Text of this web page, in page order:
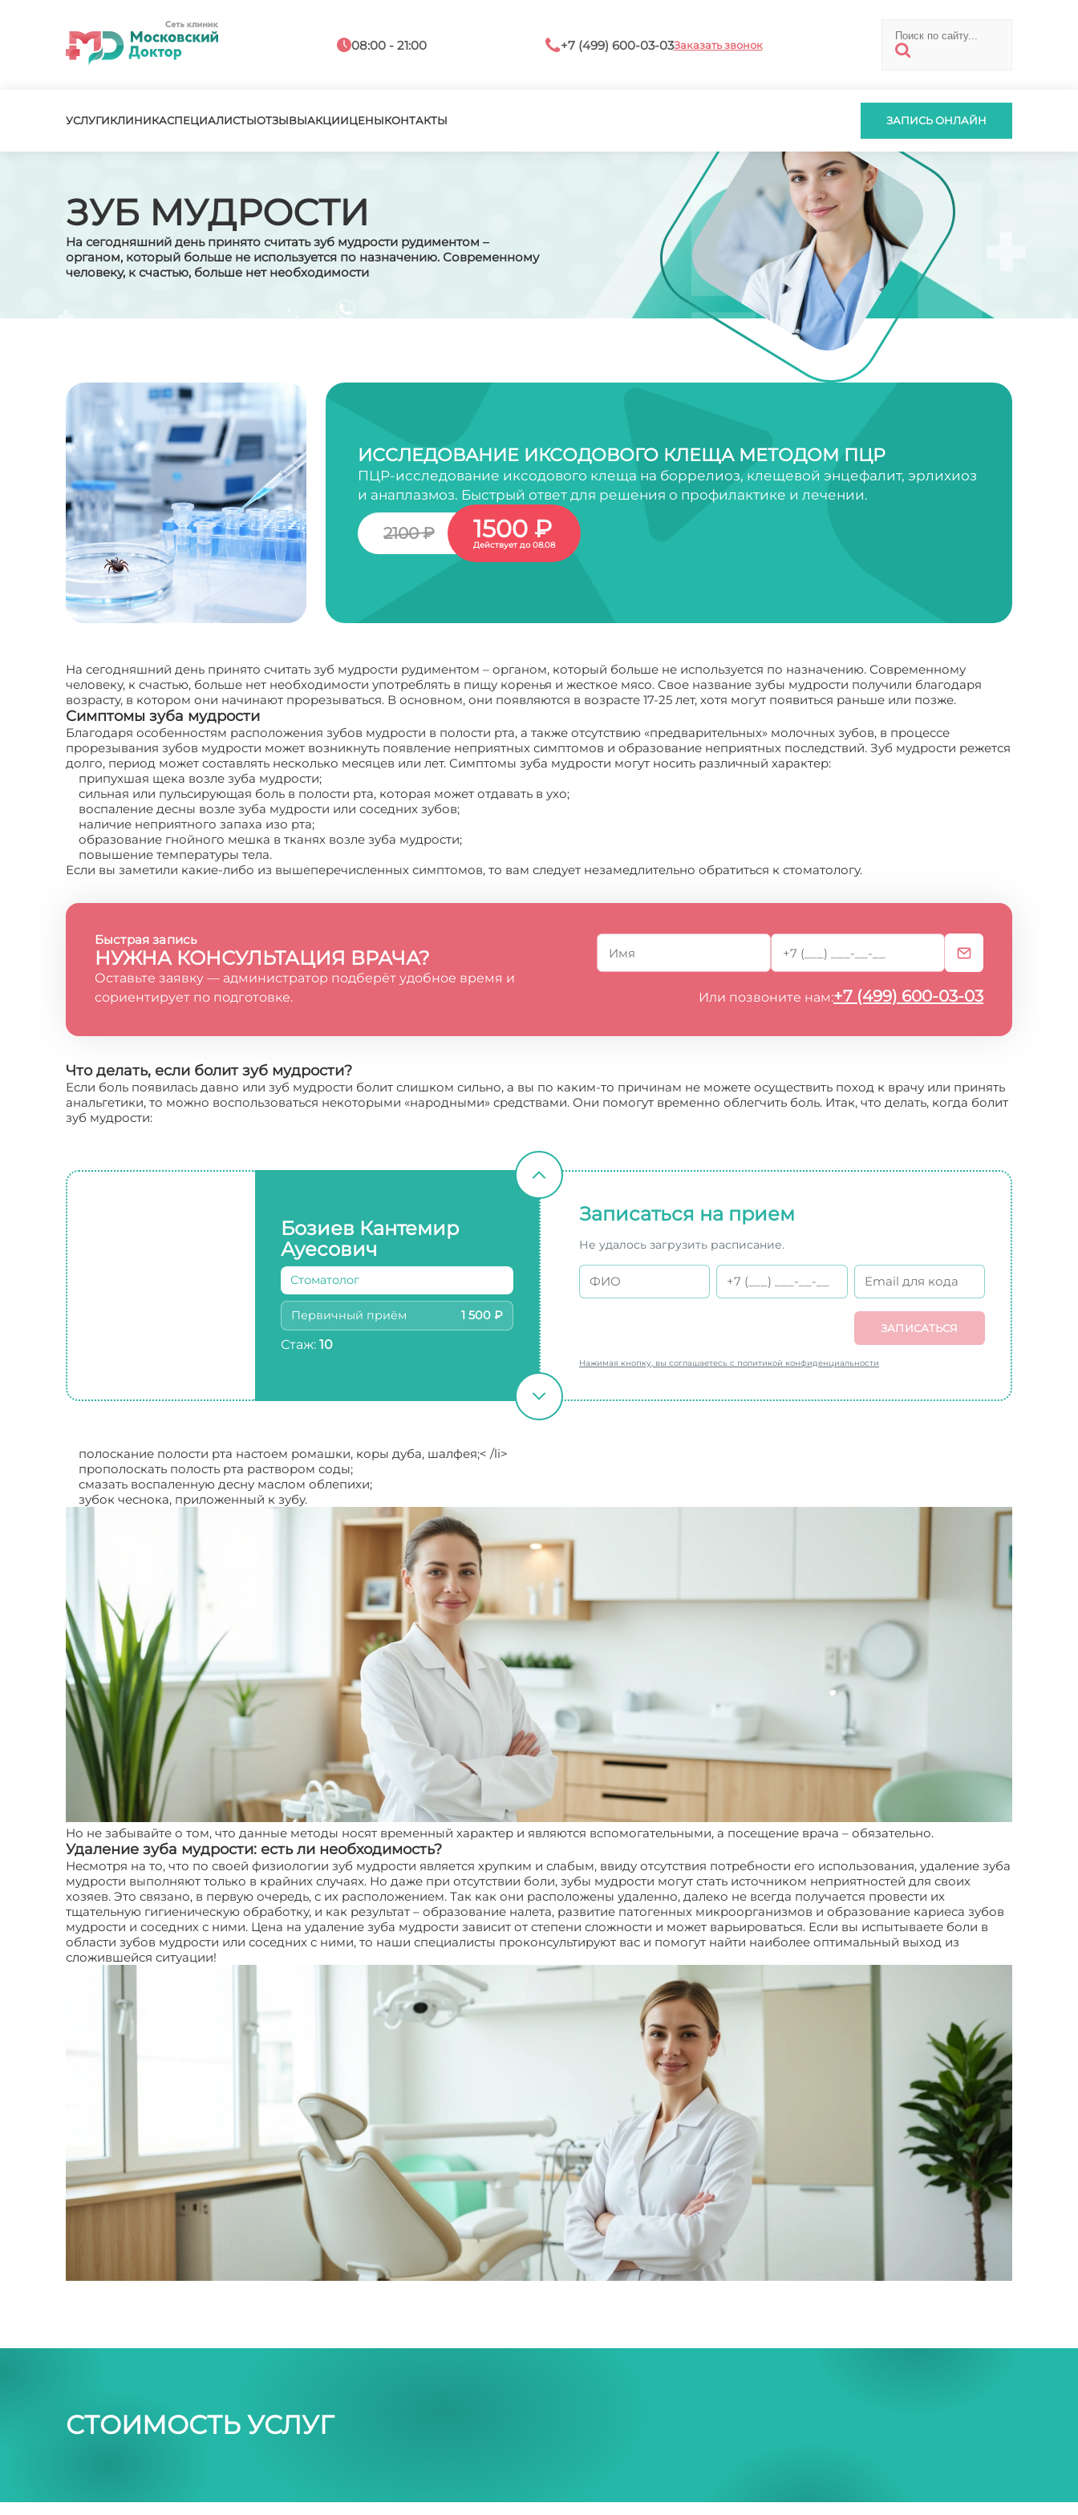
08:00 - 21:00 +7 (499) 600-03-03Заказать звонок
УСЛУГИКЛИНИКАСПЕЦИАЛИСТЫОТЗЫВЫАКЦИИЦЕНЫКОНТАКТЫ ЗАПИСЬ ОНЛАЙН
ЗУБ МУДРОСТИ
На сегодняшний день принято считать зуб мудрости рудиментом –
органом, который больше не используется по назначению. Современному
человеку, к счастью, больше нет необходимости
ИССЛЕДОВАНИЕ ИКСОДОВОГО КЛЕЩА МЕТОДОМ ПЦР
ПЦР-исследование иксодового клеща на боррелиоз, клещевой энцефалит, эрлихиоз
и анаплазмоз. Быстрый ответ для решения о профилактике и лечении.
2100 ₽ 1500 ₽
Действует до 08.08
На сегодняшний день принято считать зуб мудрости рудиментом – органом, который больше не используется по назначению. Современному
человеку, к счастью, больше нет необходимости употреблять в пищу коренья и жесткое мясо. Свое название зубы мудрости получили благодаря
возрасту, в котором они начинают прорезываться. В основном, они появляются в возрасте 17-25 лет, хотя могут появиться раньше или позже.
Симптомы зуба мудрости
Благодаря особенностям расположения зубов мудрости в полости рта, а также отсутствию «предварительных» молочных зубов, в процессе
прорезывания зубов мудрости может возникнуть появление неприятных симптомов и образование неприятных последствий. Зуб мудрости режется
долго, период может составлять несколько месяцев или лет. Симптомы зуба мудрости могут носить различный характер:
припухшая щека возле зуба мудрости;
сильная или пульсирующая боль в полости рта, которая может отдавать в ухо;
воспаление десны возле зуба мудрости или соседних зубов;
наличие неприятного запаха изо рта;
образование гнойного мешка в тканях возле зуба мудрости;
повышение температуры тела.
Если вы заметили какие-либо из вышеперечисленных симптомов, то вам следует незамедлительно обратиться к стоматологу.
Быстрая запись
НУЖНА КОНСУЛЬТАЦИЯ ВРАЧА?
Оставьте заявку — администратор подберёт удобное время и
сориентирует по подготовке.
Или позвоните нам:+7 (499) 600-03-03
Что делать, если болит зуб мудрости?
Если боль появилась давно или зуб мудрости болит слишком сильно, а вы по каким-то причинам не можете осуществить поход к врачу или принять
анальгетики, то можно воспользоваться некоторыми «народными» средствами. Они помогут временно облегчить боль. Итак, что делать, когда болит
зуб мудрости:
Бозиев Кантемир
Ауесович
Стоматолог
Первичный приём 1 500 ₽
Стаж: 10
Записаться на прием
Не удалось загрузить расписание.
ЗАПИСАТЬСЯ
Нажимая кнопку, вы соглашаетесь с политикой конфиденциальности
полоскание полости рта настоем ромашки, коры дуба, шалфея;< /li>
прополоскать полость рта раствором соды;
смазать воспаленную десну маслом облепихи;
зубок чеснока, приложенный к зубу.
Но не забывайте о том, что данные методы носят временный характер и являются вспомогательными, а посещение врача – обязательно.
Удаление зуба мудрости: есть ли необходимость?
Несмотря на то, что по своей физиологии зуб мудрости является хрупким и слабым, ввиду отсутствия потребности его использования, удаление зуба
мудрости выполняют только в крайних случаях. Но даже при отсутствии боли, зубы мудрости могут стать источником неприятностей для своих
хозяев. Это связано, в первую очередь, с их расположением. Так как они расположены удаленно, далеко не всегда получается провести их
тщательную гигиеническую обработку, и как результат – образование налета, развитие патогенных микроорганизмов и образование кариеса зубов
мудрости и соседних с ними. Цена на удаление зуба мудрости зависит от степени сложности и может варьироваться. Если вы испытываете боли в
области зубов мудрости или соседних с ними, то наши специалисты проконсультируют вас и помогут найти наиболее оптимальный выход из
сложившейся ситуации!
СТОИМОСТЬ УСЛУГ